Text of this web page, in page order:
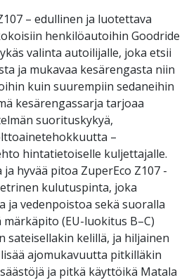
– edullinen ja luotettava
henkilöautoihin Goodride
valinta autoilijalle, joka etsii
ja mukavaa kesärengasta niin
kuin suurempiin sedaneihin
kesärengassarja tarjoaa
suorituskykyä,
–
hintatietoiselle kuljettajalle.
hyvää pitoa ZuperEco Z107 -
kulutuspinta, joka
ja vedenpoistoa sekä suoralla
(EU-luokitus B–C)
sateisellakin kelillä, ja hiljainen
lisää ajomukavuutta pitkilläkin
ja pitkä käyttöikä Matala